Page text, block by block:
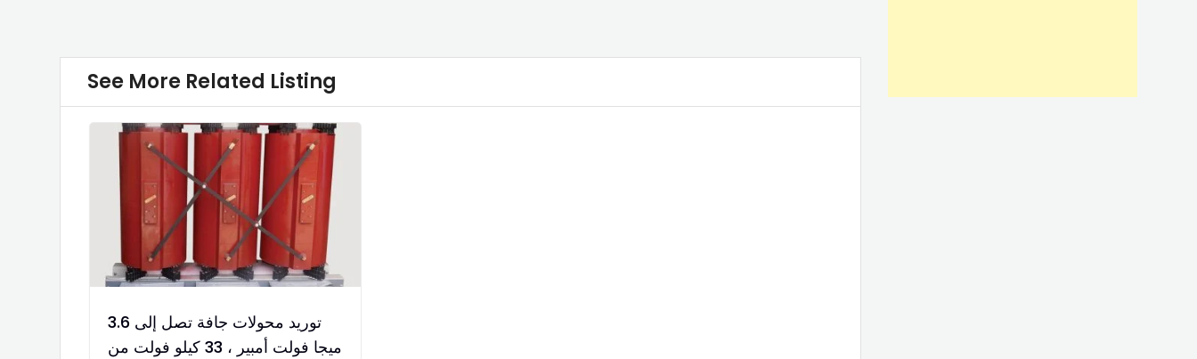
See More Related Listing
توريد محولات جافة تصل إلى 3.6
ميجا فولت أمبير ، 33 كيلو فولت من